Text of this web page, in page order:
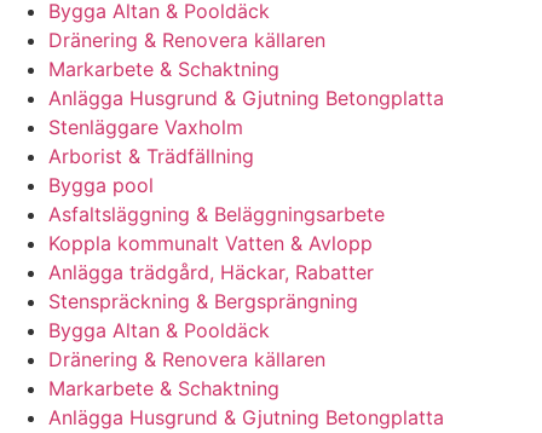
Bygga Altan & Pooldäck
Dränering & Renovera källaren
Markarbete & Schaktning
Anlägga Husgrund & Gjutning Betongplatta
Stenläggare Vaxholm
Arborist & Trädfällning
Bygga pool
Asfaltsläggning & Beläggningsarbete
Koppla kommunalt Vatten & Avlopp
Anlägga trädgård, Häckar, Rabatter
Stenspräckning & Bergsprängning
Bygga Altan & Pooldäck
Dränering & Renovera källaren
Markarbete & Schaktning
Anlägga Husgrund & Gjutning Betongplatta